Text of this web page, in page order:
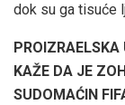
dok su ga tisuće
KAŽE DA JE
SUDOMAĆIN